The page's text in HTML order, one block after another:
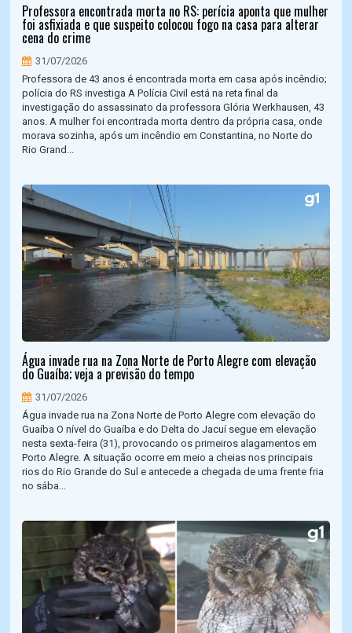
Professora encontrada morta no RS: perícia aponta que mulher
foi asfixiada e que suspeito colocou fogo na casa para alterar
cena do crime
31/07/2026
Professora de 43 anos é encontrada morta em casa após incêndio;
polícia do RS investiga A Polícia Civil está na reta final da
investigação do assassinato da professora Glória Werkhausen, 43
anos. A mulher foi encontrada morta dentro da própria casa, onde
morava sozinha, após um incêndio em Constantina, no Norte do
Rio Grand...
Água invade rua na Zona Norte de Porto Alegre com elevação
do Guaíba; veja a previsão do tempo
31/07/2026
Água invade rua na Zona Norte de Porto Alegre com elevação do
Guaíba O nível do Guaíba e do Delta do Jacuí segue em elevação
nesta sexta-feira (31), provocando os primeiros alagamentos em
Porto Alegre. A situação ocorre em meio a cheias nos principais
rios do Rio Grande do Sul e antecede a chegada de uma frente fria
no sába...